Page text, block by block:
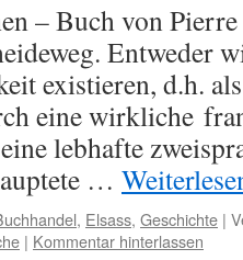
– Buch von
Entweder
existieren, d.h.
eine wirkliche
lebhafte
…
, Elsass, Geschichte |
| Kommentar hinterlassen